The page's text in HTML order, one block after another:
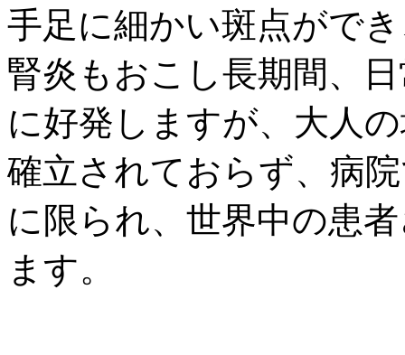
手足に細かい斑点がで
腎炎もおこし長期間、
に好発しますが、大人
確立されておらず、病
に限られ、世界中の患
ます。